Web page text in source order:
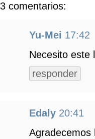
3 comentarios:
Yu-Mei 17:42
Necesito este
responder
Edaly 20:41
Agradecemos